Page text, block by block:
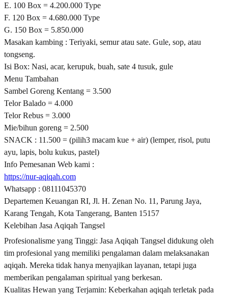
E. 100 Box = 4.200.000 Type
F. 120 Box = 4.680.000 Type
G. 150 Box = 5.850.000
Masakan kambing : Teriyaki, semur atau sate. Gule, sop, atau
tongseng.
Isi Box: Nasi, acar, kerupuk, buah, sate 4 tusuk, gule
Menu Tambahan
Sambel Goreng Kentang = 3.500
Telor Balado = 4.000
Telor Rebus = 3.000
Mie/bihun goreng = 2.500
SNACK : 11.500 = (pilih3 macam kue + air) (lemper, risol, putu
ayu, lapis, bolu kukus, pastel)
Info Pemesanan Web kami :
https://nur-aqiqah.com
Whatsapp : 08111045370
Departemen Keuangan RI, Jl. H. Zenan No. 11, Parung Jaya,
Karang Tengah, Kota Tangerang, Banten 15157
Kelebihan Jasa Aqiqah Tangsel
Profesionalisme yang Tinggi: Jasa Aqiqah Tangsel didukung oleh
tim profesional yang memiliki pengalaman dalam melaksanakan
aqiqah. Mereka tidak hanya menyajikan layanan, tetapi juga
memberikan pengalaman spiritual yang berkesan.
Kualitas Hewan yang Terjamin: Keberkahan aqiqah terletak pada